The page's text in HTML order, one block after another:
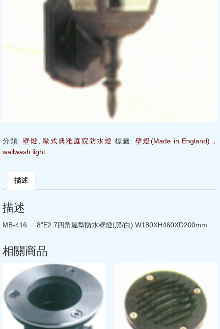
分類:壁燈,歐式典雅庭院防水燈 標籤:壁燈(Made in England)，
wallwash light
描述
描述
MB-416 8”E2 7四角屋型防水壁燈(黑/白) W180XH460XD200mm
相關商品